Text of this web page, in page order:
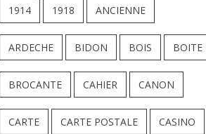
1914 1918 ANCIENNE
ARDECHE BIDON BOIS BOITE
BROCANTE CAHIER CANON
CARTE CARTE POSTALE CASINO